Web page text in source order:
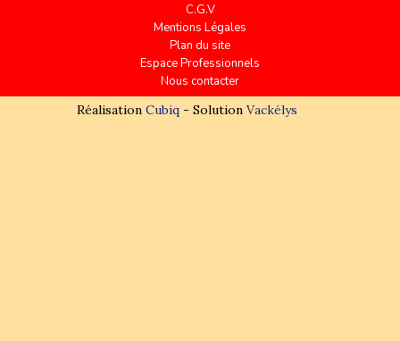
C.G.V
Mentions Légales
Plan du site
Espace Professionnels
Nous contacter
Réalisation Cubiq- Solution Vackélys